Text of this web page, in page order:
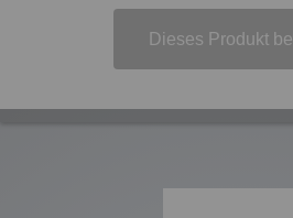
Dieses Produkt